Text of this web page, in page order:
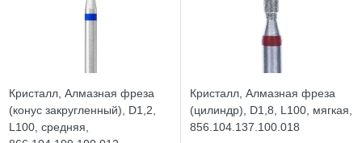
Кристалл, Алмазная фреза
(конус закругленный), D1,2,
L100, средняя,
Кристалл, Алмазная фреза
(цилиндр), D1,8, L100, мягкая,
856.104.137.100.018